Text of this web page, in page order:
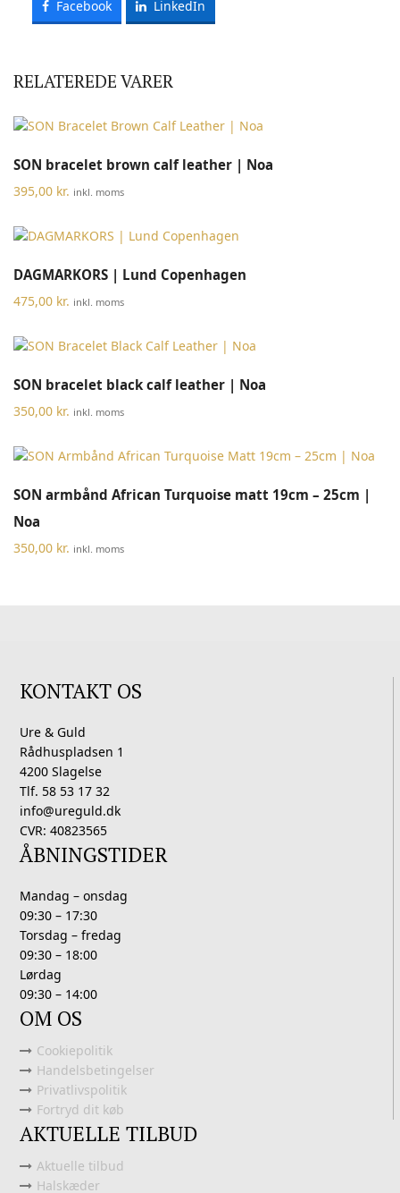
Facebook LinkedIn
RELATEREDE VARER
SON bracelet brown calf leather | Noa
395,00 kr. inkl. moms
DAGMARKORS | Lund Copenhagen
475,00 kr. inkl. moms
SON bracelet black calf leather | Noa
350,00 kr. inkl. moms
SON armbånd African Turquoise matt 19cm – 25cm |
Noa
350,00 kr. inkl. moms
KONTAKT OS
Ure & Guld
Rådhuspladsen 1
4200 Slagelse
Tlf. 58 53 17 32
info@ureguld.dk
CVR: 40823565
ÅBNINGSTIDER
Mandag – onsdag
09:30 – 17:30
Torsdag – fredag
09:30 – 18:00
Lørdag
09:30 – 14:00
OM OS
Cookiepolitik
Handelsbetingelser
Privatlivspolitik
Fortryd dit køb
AKTUELLE TILBUD
Aktuelle tilbud
Halskæder